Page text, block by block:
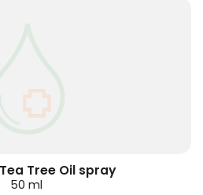
Tree Oil spray
50 ml